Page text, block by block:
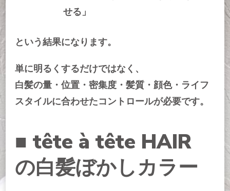
せる」
という結果になります。
単に明るくするだけではなく、
白髪の量・位置・密集度・髪質・顔色・ライフ
スタイルに合わせたコントロールが必要です。
■ tête à tête HAIR
の白髪ぼかしカラー